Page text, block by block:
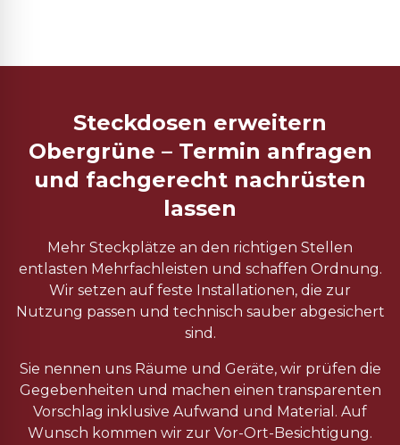
Steckdosen erweitern
Obergrüne – Termin anfragen
und fachgerecht nachrüsten
lassen
Mehr Steckplätze an den richtigen Stellen
entlasten Mehrfachleisten und schaffen Ordnung.
Wir setzen auf feste Installationen, die zur
Nutzung passen und technisch sauber abgesichert
sind.
Sie nennen uns Räume und Geräte, wir prüfen die
Gegebenheiten und machen einen transparenten
Vorschlag inklusive Aufwand und Material. Auf
Wunsch kommen wir zur Vor-Ort-Besichtigung.